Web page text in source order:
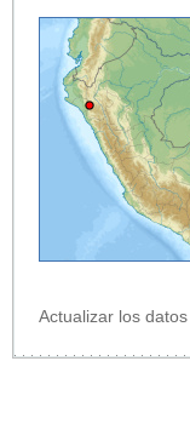
Actualizar los datos